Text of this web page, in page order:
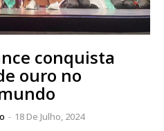
conquista
ouro no
- 18 De Julho, 2024